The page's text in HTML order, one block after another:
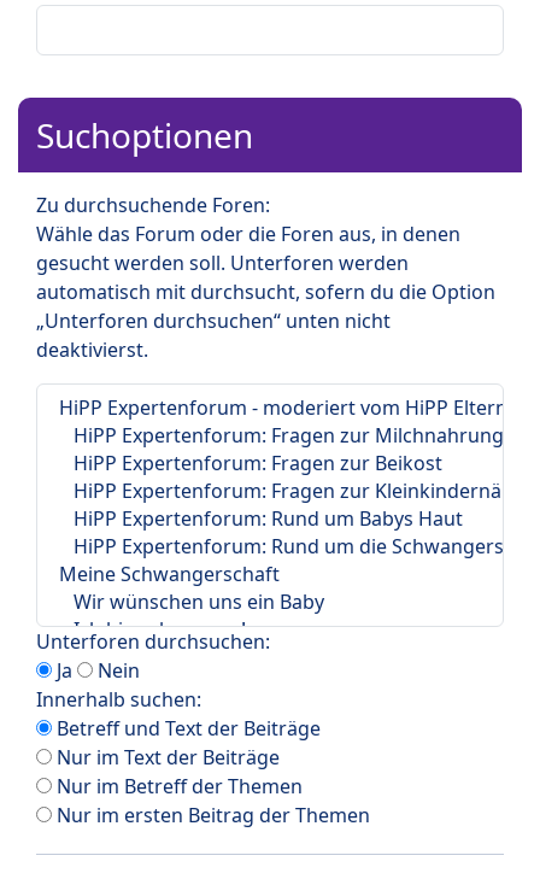
Suchoptionen
Zu durchsuchende Foren:
Wähle das Forum oder die Foren aus, in denen
gesucht werden soll. Unterforen werden
automatisch mit durchsucht, sofern du die Option
„Unterforen durchsuchen“ unten nicht
deaktivierst.
Unterforen durchsuchen:
Ja
Nein
Innerhalb suchen:
Betreff und Text der Beiträge
Nur im Text der Beiträge
Nur im Betreff der Themen
Nur im ersten Beitrag der Themen